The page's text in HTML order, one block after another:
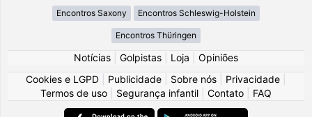
Encontros Saxony Encontros Schleswig-Holstein
Encontros Thüringen
Notícias Golpistas Loja
Opiniões
Cookies e LGPD
Publicidade Sobre nós Privacidade
Termos de uso
Segurança infantil Contato FAQ